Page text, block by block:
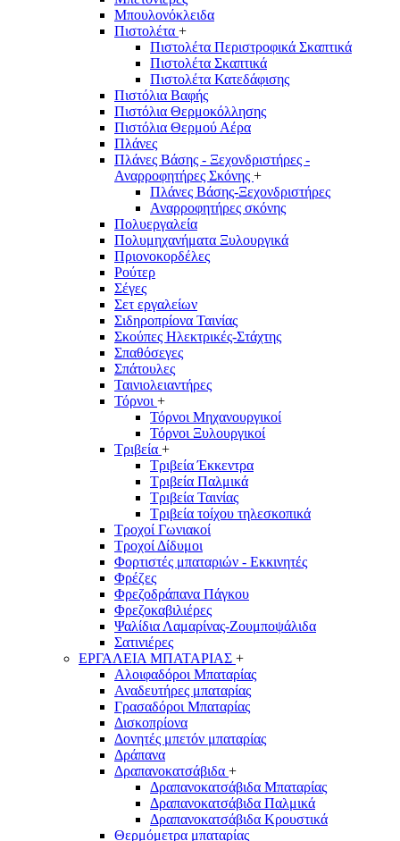
Μπουλονόκλειδα
Πιστολέτα +
Πιστολέτα Περιστροφικά Σκαπτικά
Πιστολέτα Σκαπτικά
Πιστολέτα Κατεδάφισης
Πιστόλια Βαφής
Πιστόλια Θερμοκόλλησης
Πιστόλια Θερμού Αέρα
Πλάνες
Πλάνες Βάσης - Ξεχονδριστήρες -
Αναρροφητήρες Σκόνης +
Πλάνες Βάσης-Ξεχονδριστήρες
Αναρροφητήρες σκόνης
Πολυεργαλεία
Πολυμηχανήματα Ξυλουργικά
Πριονοκορδέλες
Ρούτερ
Σέγες
Σετ εργαλείων
Σιδηροπρίονα Ταινίας
Σκούπες Ηλεκτρικές-Στάχτης
Σπαθόσεγες
Σπάτουλες
Ταινιολειαντήρες
Τόρνοι +
Τόρνοι Μηχανουργικοί
Τόρνοι Ξυλουργικοί
Τριβεία +
Τριβεία Έκκεντρα
Τριβεία Παλμικά
Τριβεία Ταινίας
Τριβεία τοίχου τηλεσκοπικά
Τροχοί Γωνιακοί
Τροχοί Δίδυμοι
Φορτιστές μπαταριών - Εκκινητές
Φρέζες
Φρεζοδράπανα Πάγκου
Φρεζοκαβιλιέρες
Ψαλίδια Λαμαρίνας-Ζουμποψάλιδα
Σατινιέρες
ΕΡΓΑΛΕΙΑ ΜΠΑΤΑΡΙΑΣ +
Αλοιφαδόροι Μπαταρίας
Αναδευτήρες μπαταρίας
Γρασαδόροι Μπαταρίας
Δισκοπρίονα
Δονητές μπετόν μπαταρίας
Δράπανα
Δραπανοκατσάβιδα +
Δραπανοκατσάβιδα Μπαταρίας
Δραπανοκατσάβιδα Παλμικά
Δραπανοκατσάβιδα Κρουστικά
Θερμόμετρα μπαταρίας